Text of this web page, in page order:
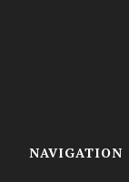
NAVIGATION